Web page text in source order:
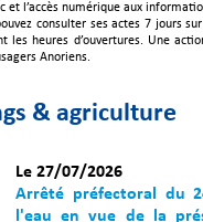
et l’accès numérique aux
consulter ses actes 7 jours
les heures d’ouvertures. Une
Anoriens.
& agriculture
Le 27/07/2026
Arrêté préfectoral du
l'eau en vue de la